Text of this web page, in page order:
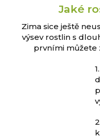
Jaké
Zima sice ještě
výsev rostlin s
prvními můžete
1.